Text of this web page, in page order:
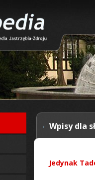
Wpisy dla
Jedynak